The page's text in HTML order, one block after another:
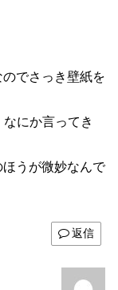
でさっき壁紙を
にか言ってき
うが微妙なんで
返信